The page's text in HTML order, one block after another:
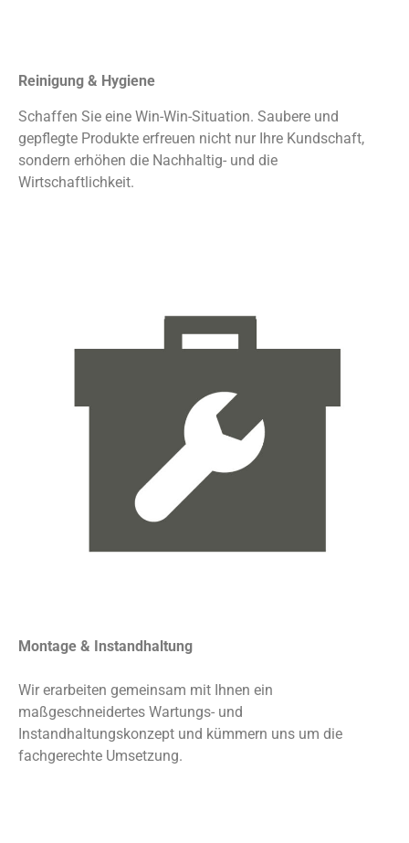
Reinigung & Hygiene
Schaffen Sie eine Win-Win-Situation. Saubere und
gepflegte Produkte erfreuen nicht nur Ihre Kundschaft,
sondern erhöhen die Nachhaltig- und die
Wirtschaftlichkeit.
Montage & Instandhaltung
Wir erarbeiten gemeinsam mit Ihnen ein
maßgeschneidertes Wartungs- und
Instandhaltungskonzept und kümmern uns um die
fachgerechte Umsetzung.